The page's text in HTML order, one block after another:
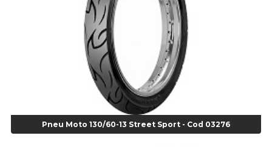
Alicate Bico Reto - Cod 02804
Alicate Bico Reto para Anéis Internos - Cod 00892
Alicate Bico Reto Tipo Telefone - Cod 02911
Alicate Bomba D Água - Cod 01326
Alicate Corte Diagonal - Cod 02138
Alicate Corte Frontal - Cod 02685
Alicate Corte Frontal - Cod 02685
Alicate Corte Lateral Força Dupla - Cod 03105
Alicate de Corte Diagonal - cod 02138
Pneu Moto 130/60-13 Street Sport - Cod 03276